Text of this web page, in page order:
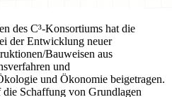
des C³-Konsortiums hat die
der Entwicklung neuer
Bauweisen aus
und
und Ökonomie beigetragen.
Schaffung von Grundlagen